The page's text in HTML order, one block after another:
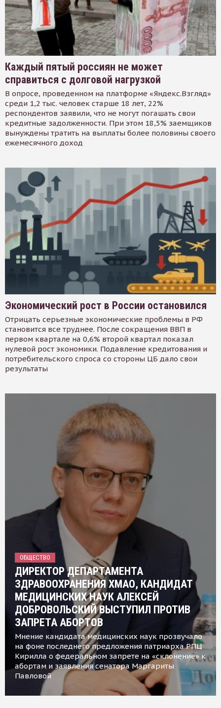
Каждый пятый россиян не может
справиться с долговой нагрузкой
В опросе, проведенном на платформе «Яндекс.Взгляд»
среди 1,2 тыс. человек старше 18 лет, 22%
респондентов заявили, что не могут погашать свои
кредитные задолженности. При этом 18,5% заемщиков
вынуждены тратить на выплаты более половины своего
ежемесячного доход
Экономический рост в России остановился
Отрицать серьезные экономические проблемы в РФ
становится все труднее. После сокращения ВВП в
первом квартале на 0,6% второй квартал показал
нулевой рост экономики. Подавление кредитования и
потребительского спроса со стороны ЦБ дало свои
результаты
ОБЩЕСТВО
ДИРЕКТОР ДЕПАРТАМЕНТА
ЗДРАВООХРАНЕНИЯ ХМАО, КАНДИДАТ
МЕДИЦИНСКИХ НАУК АЛЕКСЕЙ
ДОБРОВОЛЬСКИЙ ВЫСТУПИЛ ПРОТИВ
ЗАПРЕТА АБОРТОВ
Мнение кандидата медицинских наук прозвучало
на фоне последнего предложения патриарха РПЦ
Кирилла о федеральном запрете на «склонение» к
абортам и заявления сенатора Маргариты
Павловой